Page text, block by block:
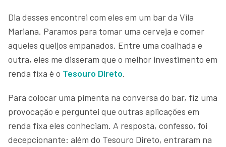
Dia desses encontrei com eles em um bar da Vila
Mariana. Paramos para tomar uma cerveja e comer
aqueles queijos empanados. Entre uma coalhada e
outra, eles me disseram que o melhor investimento em
renda fixa é o Tesouro Direto.
Para colocar uma pimenta na conversa do bar, fiz uma
provocação e perguntei que outras aplicações em
renda fixa eles conheciam. A resposta, confesso, foi
decepcionante: além do Tesouro Direto, entraram na